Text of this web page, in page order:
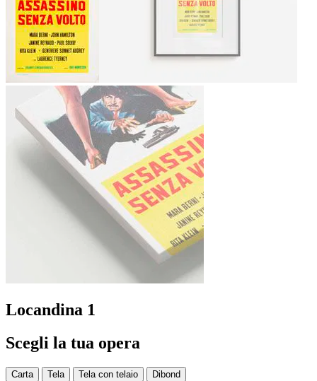
Locandina 1
Scegli la tua opera
Carta Tela Tela con telaio Dibond